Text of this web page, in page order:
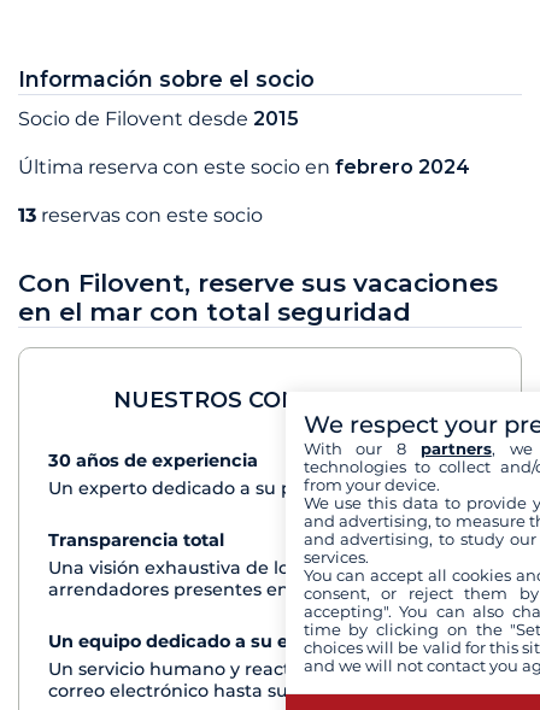
Información sobre el socio
Socio de Filovent desde 2015
Última reserva con este socio en febrero 2024
13 reservas con este socio
Con Filovent, reserve sus vacaciones
en el mar con total seguridad
NUESTROS COMPROMISOS
30 años de experiencia
Ver+
Un experto dedicado a su proyecto de crucero
Transparencia total
Ver+
Una visión exhaustiva de los barcos de todos los
arrendadores presentes en cada destino
Un equipo dedicado a su experiencia
Ver+
Un servicio humano y reactivo por teléfono o
correo electrónico hasta su regreso del crucero
We respect your
With our 8 partners, we
technologies to collect
from your device.
We use this data to provide
and advertising, to measure
and advertising, to study
services.
You can accept all cookies
consent, or reject them
accepting". You can also
time by clicking on the
choices will be valid for this
and we will not contact you